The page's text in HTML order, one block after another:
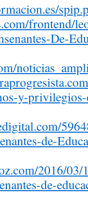
es/
frontend/
De-
y-
com/
de-
2016/03/
de-